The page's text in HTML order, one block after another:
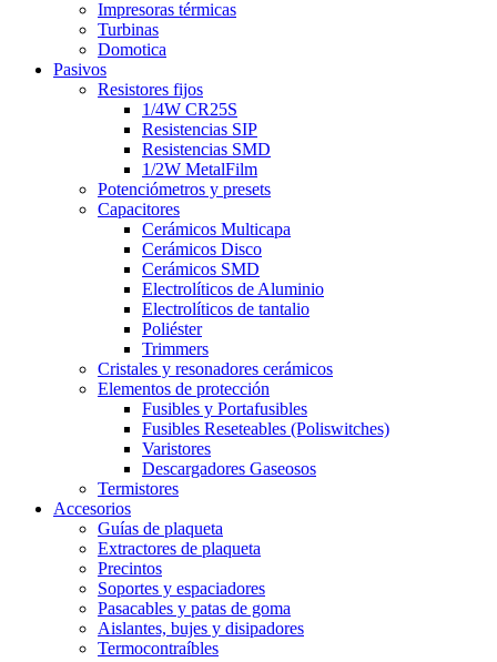
Impresoras térmicas
Turbinas
Domotica
Pasivos
Resistores fijos
1/4W CR25S
Resistencias SIP
Resistencias SMD
1/2W MetalFilm
Potenciómetros y presets
Capacitores
Cerámicos Multicapa
Cerámicos Disco
Cerámicos SMD
Electrolíticos de Aluminio
Electrolíticos de tantalio
Poliéster
Trimmers
Cristales y resonadores cerámicos
Elementos de protección
Fusibles y Portafusibles
Fusibles Reseteables (Poliswitches)
Varistores
Descargadores Gaseosos
Termistores
Accesorios
Guías de plaqueta
Extractores de plaqueta
Precintos
Soportes y espaciadores
Pasacables y patas de goma
Aislantes, bujes y disipadores
Termocontraíbles